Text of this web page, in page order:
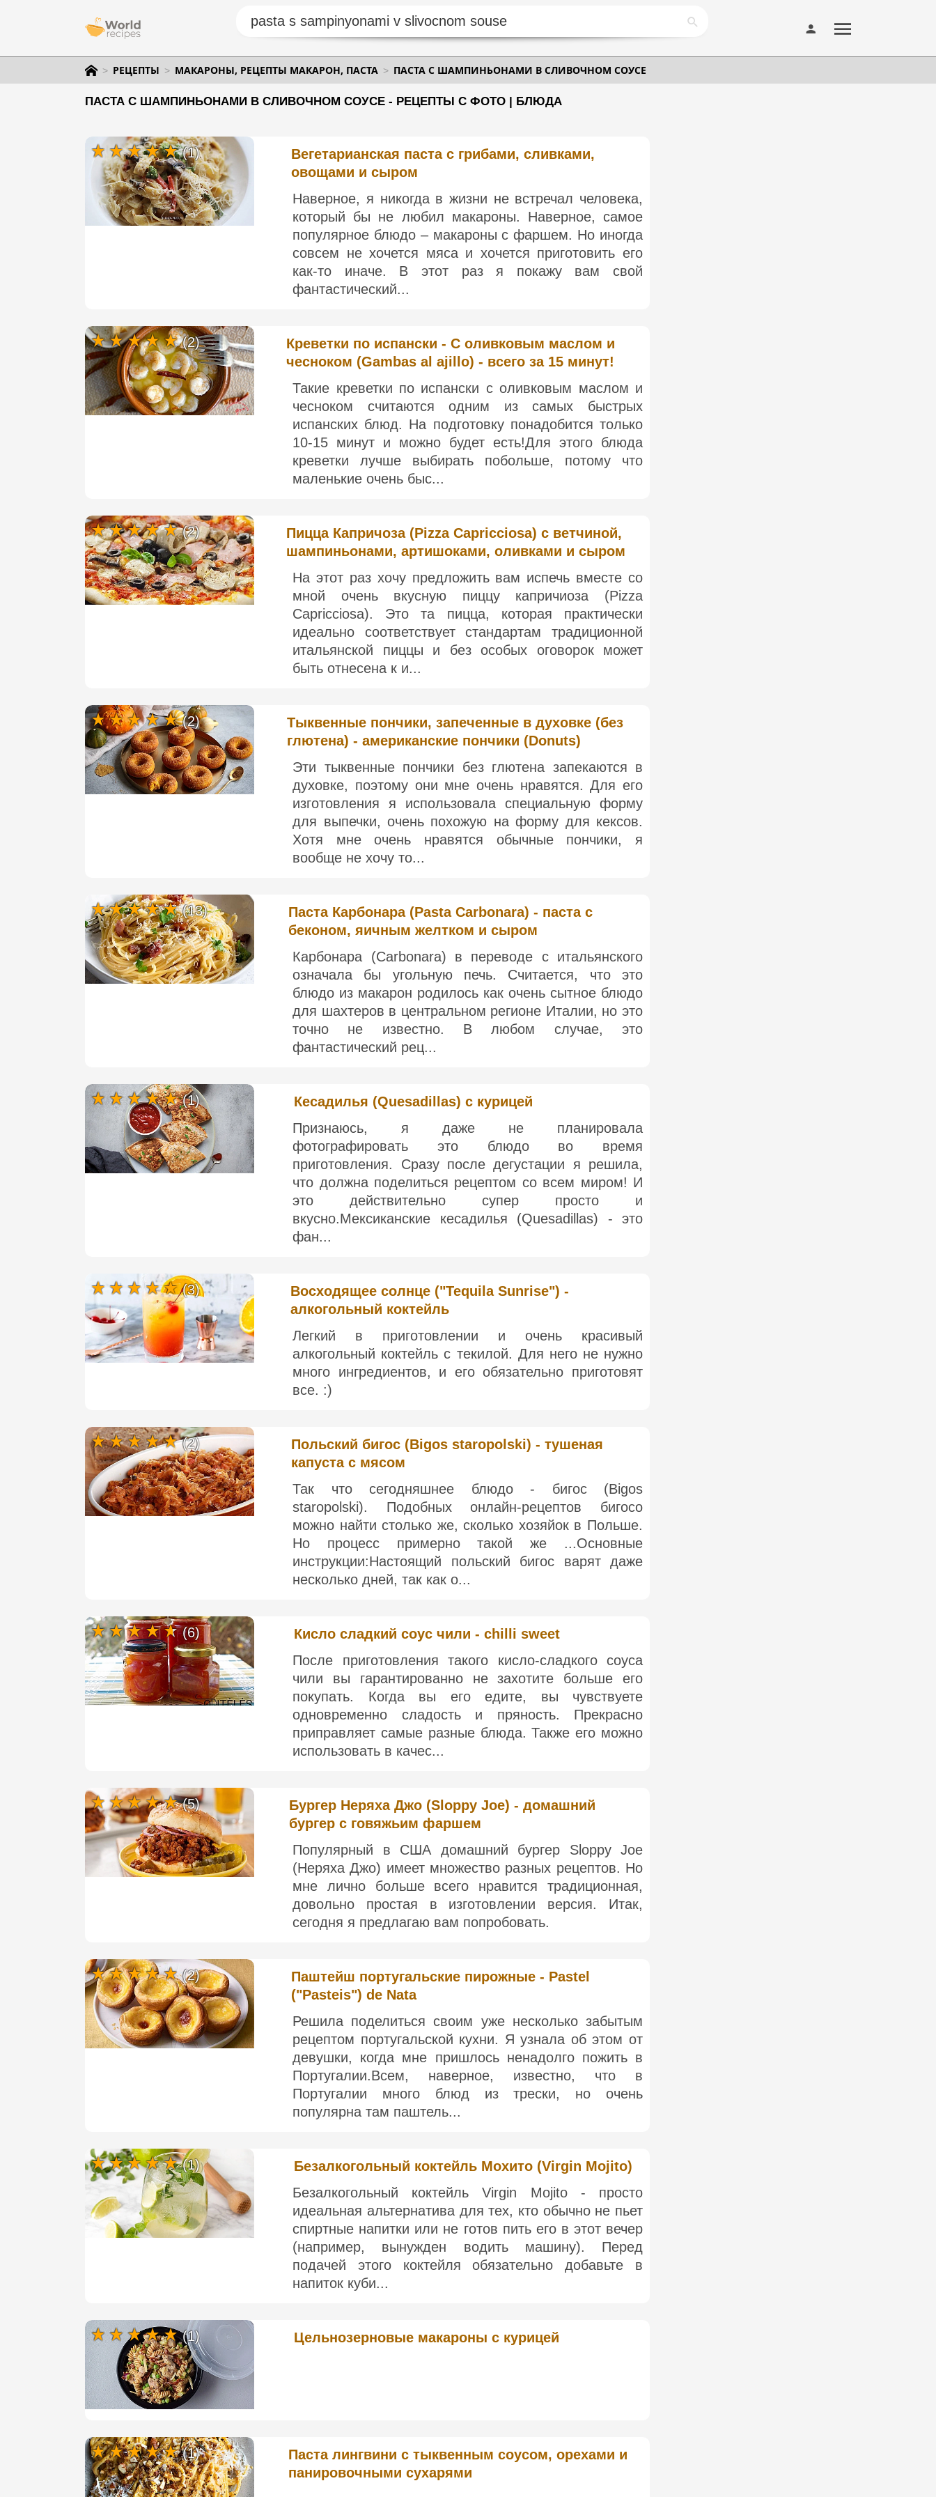
РЕЦЕПТЫ МАКАРОНЫ, РЕЦЕПТЫ МАКАРОН, ПАСТА ПАСТА С ШАМПИНЬОНАМИ В СЛИВОЧНОМ СОУСЕ
ПАСТА С ШАМПИНЬОНАМИ В СЛИВОЧНОМ СОУСЕ - РЕЦЕПТЫ С ФОТО | БЛЮДА
Вегетарианская паста с грибами, сливками,
овощами и сыром
Наверное, я никогда в жизни не встречал человека,
который бы не любил макароны. Наверное, самое
популярное блюдо – макароны с фаршем. Но иногда
совсем не хочется мяса и хочется приготовить его
как-то иначе. В этот раз я покажу вам свой
фантастический...
(1)
Креветки по испански - С оливковым маслом и
чесноком (Gambas al ajillo) - всего за 15 минут!
Такие креветки по испански с оливковым маслом и
чесноком считаются одним из самых быстрых
испанских блюд. На подготовку понадобится только
10-15 минут и можно будет есть!Для этого блюда
креветки лучше выбирать побольше, потому что
маленькие очень быс...
(2)
Пицца Капричоза (Pizza Capricciosa) с ветчиной,
шампиньонами, артишоками, оливками и сыром
На этот раз хочу предложить вам испечь вместе со
мной очень вкусную пиццу капричиоза (Pizza
Capricciosa). Это та пицца, которая практически
идеально соответствует стандартам традиционной
итальянской пиццы и без особых оговорок может
быть отнесена к и...
(2)
Тыквенные пончики, запеченные в духовке (без
глютена) - американские пончики (Donuts)
Эти тыквенные пончики без глютена запекаются в
духовке, поэтому они мне очень нравятся. Для его
изготовления я использовала специальную форму
для выпечки, очень похожую на форму для кексов.
Хотя мне очень нравятся обычные пончики, я
вообще не хочу то...
(2)
Паста Карбонара (Pasta Carbonara) - паста с
беконом, яичным желтком и сыром
Карбонара (Carbonara) в переводе с итальянского
означала бы угольную печь. Считается, что это
блюдо из макарон родилось как очень сытное блюдо
для шахтеров в центральном регионе Италии, но это
точно не известно. В любом случае, это
фантастический рец...
(13)
Кесадилья (Quesadillas) с курицей
Признаюсь, я даже не планировала
фотографировать это блюдо во время
приготовления. Сразу после дегустации я решила,
что должна поделиться рецептом со всем миром! И
это действительно супер просто и
вкусно.Мексиканские кесадилья (Quesadillas) - это
фан...
(1)
Восходящее солнце ("Tequila Sunrise") -
алкогольный коктейль
Легкий в приготовлении и очень красивый
алкогольный коктейль с текилой. Для него не нужно
много ингредиентов, и его обязательно приготовят
все. :)
(3)
Польский бигос (Bigos staropolski) - тушеная
капуста с мясом
Так что сегодняшнее блюдо - бигос (Bigos
staropolski). Подобных онлайн-рецептов бигосо
можно найти столько же, сколько хозяйок в Польше.
Но процесс примерно такой же ...Основные
инструкции:Настоящий польский бигос варят даже
несколько дней, так как о...
(2)
Кисло сладкий соус чили - chilli sweet
После приготовления такого кисло-сладкого соуса
чили вы гарантированно не захотите больше его
покупать. Когда вы его едите, вы чувствуете
одновременно сладость и пряность. Прекрасно
приправляет самые разные блюда. Также его можно
использовать в качес...
(6)
Бургер Неряха Джо (Sloppy Joe) - домашний
бургер с говяжьим фаршем
Популярный в США домашний бургер Sloppy Joe
(Неряха Джо) имеет множество разных рецептов. Но
мне лично больше всего нравится традиционная,
довольно простая в изготовлении версия. Итак,
сегодня я предлагаю вам попробовать.
(5)
Паштейш португальские пирожные - Pastel
("Pasteis") de Nata
Решила поделиться своим уже несколько забытым
рецептом португальской кухни. Я узнала об этом от
девушки, когда мне пришлось ненадолго пожить в
Португалии.Всем, наверное, известно, что в
Португалии много блюд из трески, но очень
популярна там паштель...
(2)
Безалкогольный коктейль Мохито (Virgin Mojito)
Безалкогольный коктейль Virgin Mojito - просто
идеальная альтернатива для тех, кто обычно не пьет
спиртные напитки или не готов пить его в этот вечер
(например, вынужден водить машину). Перед
подачей этого коктейля обязательно добавьте в
напиток куби...
(1)
Цельнозерновые макароны с курицей
(1)
Паста лингвини с тыквенным соусом, орехами и
панировочными сухарями
(1)